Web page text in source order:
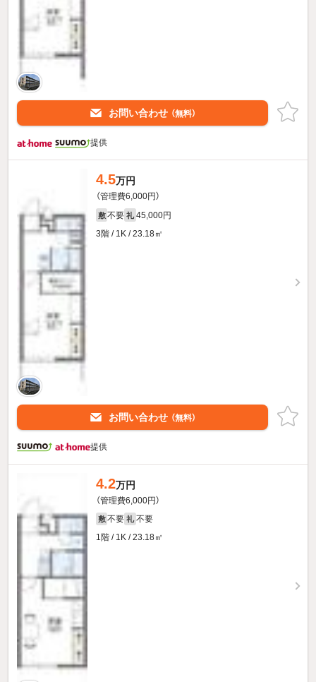
お問い合わせ （無料）
提供
4.5万円
（管理費6,000円）
敷 不要 礼 45,000円
3階 / 1K / 23.18㎡
お問い合わせ （無料）
提供
4.2万円
（管理費6,000円）
敷 不要 礼 不要
1階 / 1K / 23.18㎡